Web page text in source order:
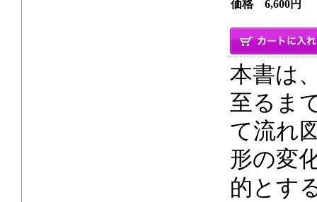
価格 6,600円
本書は
至るま
て流れ
形の変
的とす